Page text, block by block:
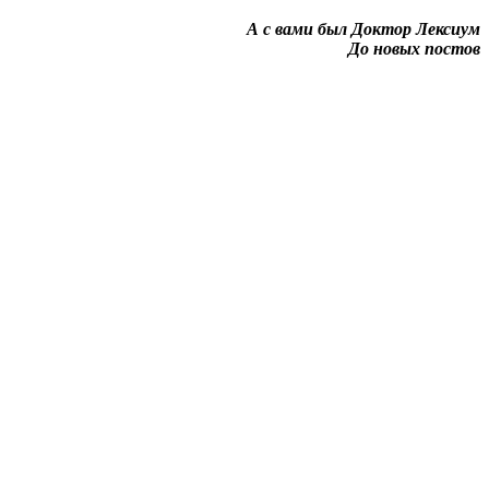
А с вами был Доктор Лексиум
До новых постов